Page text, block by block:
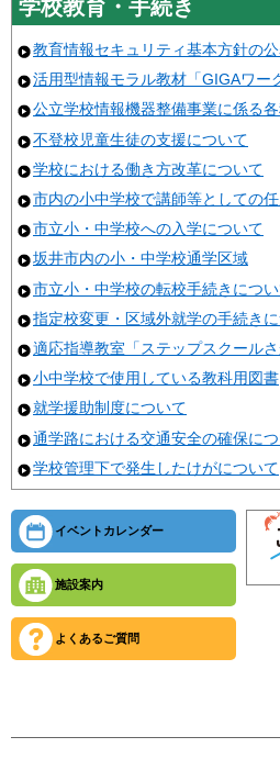
学校教育・手続き
教育情報セキュリティ基本方針の
活用型情報モラル教材「GIGAワー
公立学校情報機器整備事業に係る
不登校児童生徒の支援について
学校における働き方改革について
市内の小中学校で講師等としての
市立小・中学校への入学について
坂井市内の小・中学校通学区域
市立小・中学校の転校手続きにつ
指定校変更・区域外就学の手続き
適応指導教室「ステップスクール
小中学校で使用している教科用図書
就学援助制度について
通学路における交通安全の確保に
学校管理下で発生したけがについて
イベントカレンダー
施設案内
よくあるご質問